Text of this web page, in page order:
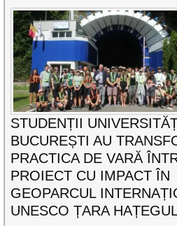
STUDENȚII
BUCUREȘTI AU
PRACTICA DE VARĂ
PROIECT CU IMPACT ÎN
GEOPARCUL
UNESCO ȚARA